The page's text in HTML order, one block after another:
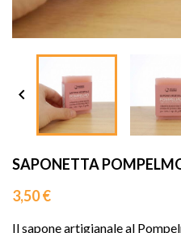


SAPONETTA
3,50 €
Il sapone artigianale al